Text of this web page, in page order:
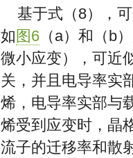
基于式（8），
如 图6 （a）和（b
微小应变），可近
关，并且电导率实
烯，电导率实部与
烯受到应变时，晶
流子的迁移率和散